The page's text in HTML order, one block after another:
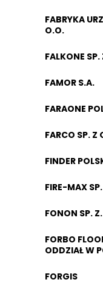
FABRYKA
O.O.
FALKONE SP.
FAMOR S.A.
FARAONE
FARCO SP. Z
FINDER
FIRE-MAX
FONON SP.
FORBO
ODDZIAŁ W
FORGIS